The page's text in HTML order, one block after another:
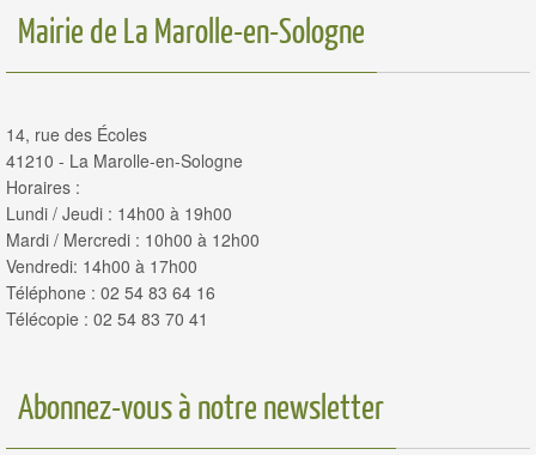
Mairie de La Marolle-en-Sologne
14, rue des Écoles
41210 - La Marolle-en-Sologne
Horaires :
Lundi / Jeudi : 14h00 à 19h00
Mardi / Mercredi : 10h00 à 12h00
Vendredi: 14h00 à 17h00
Téléphone : 02 54 83 64 16
Télécopie : 02 54 83 70 41
Abonnez-vous à notre newsletter